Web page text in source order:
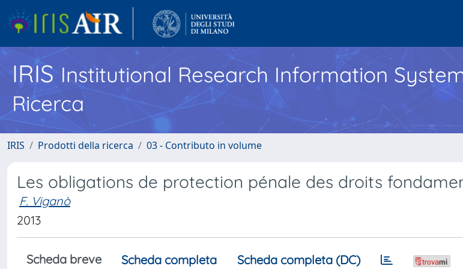
IRISInstitutional Research Information
Ricerca
IRIS Prodotti della ricerca 03 - Contributo in volume
Les obligations de protection pénale des droits
F. Viganò
2013
Scheda breve Scheda completa Scheda completa (DC)